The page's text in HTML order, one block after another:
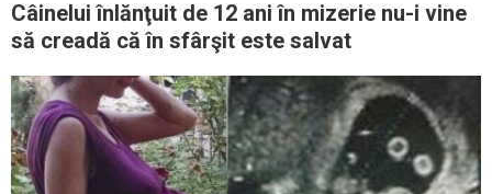
Câinelui înlănţuit de 12 ani în mizerie nu-i vine
să creadă că în sfârşit este salvat